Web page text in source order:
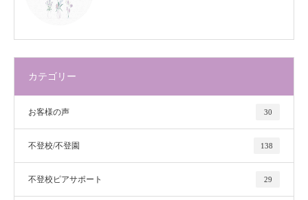
カテゴリー
お客様の声 30
不登校/不登園 138
不登校ピアサポート 29